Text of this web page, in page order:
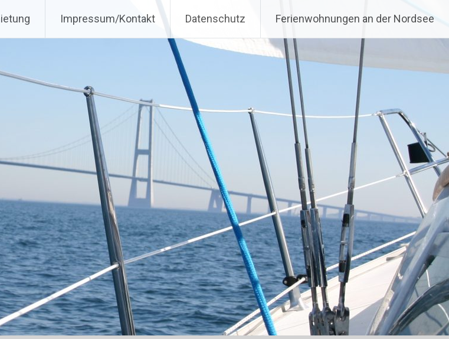
zweiter Generation – Sportbootvermietung
Impressum/Kontakt Datenschutz Ferienwohnungen an der Nordsee